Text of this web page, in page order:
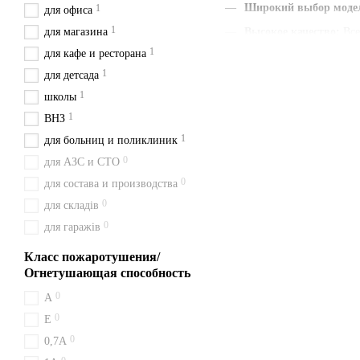
Широкий выбор
для офиса 1
для магазина 1
для кафе и ресторана 1
для детсада 1
школы 1
ВНЗ 1
для больниц и поликлиник 1
для АЗС и СТО 0
для состава и производства 0
для складів 0
для гаражів 0
Класс пожаротушения/
Огнетушающая способность
A 0
Е 0
0,7А 0